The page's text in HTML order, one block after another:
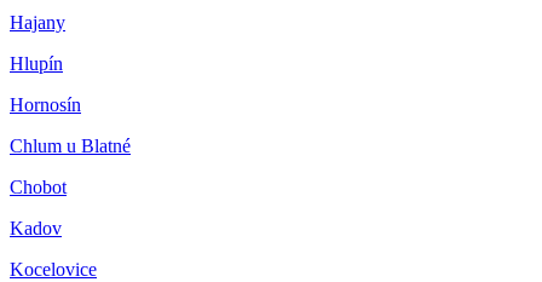
Hajany
Hlupín
Hornosín
Chlum u Blatné
Chobot
Kadov
Kocelovice